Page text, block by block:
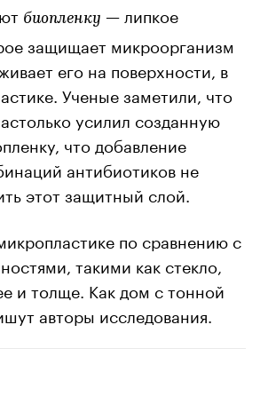
биопленку — липкое
защищает микроорганизм
его на поверхности, в
Ученые заметили, что
усилил созданную
что добавление
антибиотиков не
этот защитный слой.
по сравнению с
такими как стекло,
и толще. Как дом с тонной
авторы исследования.